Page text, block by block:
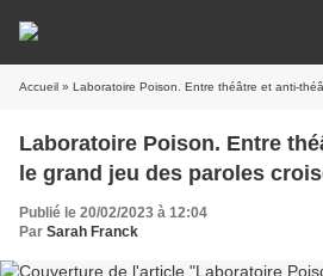
Accueil » Laboratoire Poison. Entre théâtre et anti-
Laboratoire Poison. Entre
le grand jeu des paroles
Publié le 20/02/2023 à 12:04
Par Sarah Franck